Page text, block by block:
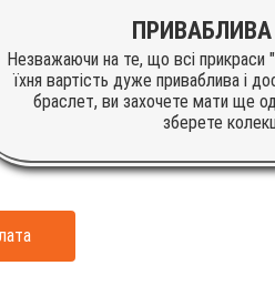
ПРИВАБЛИВА
Незважаючи на те, що всі прикраси
їхня вартість дуже приваблива і
браслет, ви захочете мати ще
зберете